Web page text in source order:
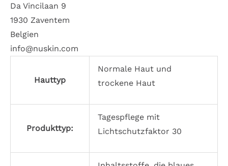
Da Vincilaan 9
1930 Zaventem
Belgien
info@nuskin.com
Hauttyp
Normale Haut und
trockene Haut
Produkttyp:
Tagespflege mit
Lichtschutzfaktor 30